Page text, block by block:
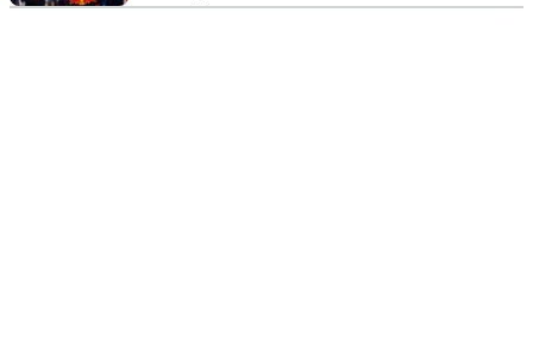
voorstellen'